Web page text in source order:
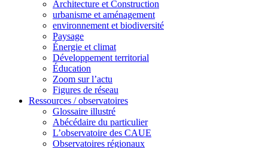
Architecture et Construction
urbanisme et aménagement
environnement et biodiversité
Paysage
Énergie et climat
Développement territorial
Éducation
Zoom sur l’actu
Figures de réseau
Ressources / observatoires
Glossaire illustré
Abécédaire du particulier
L’observatoire des CAUE
Observatoires régionaux